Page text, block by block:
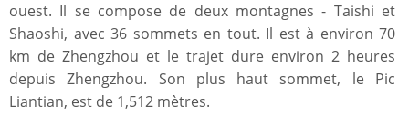
ouest. Il se compose de deux montagnes - Taishi et
Shaoshi, avec 36 sommets en tout. Il est à environ 70
km de Zhengzhou et le trajet dure environ 2 heures
depuis Zhengzhou. Son plus haut sommet, le Pic
Liantian, est de 1,512 mètres.